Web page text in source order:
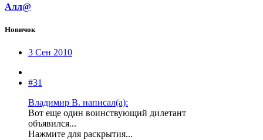
Алл@
Новичок
3 Сен 2010
#31
Владимир В. написал(а):
Вот еще один воинствующий дилетант
объявился...
Нажмите для раскрытия...